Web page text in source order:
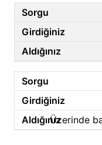
Üzerinde